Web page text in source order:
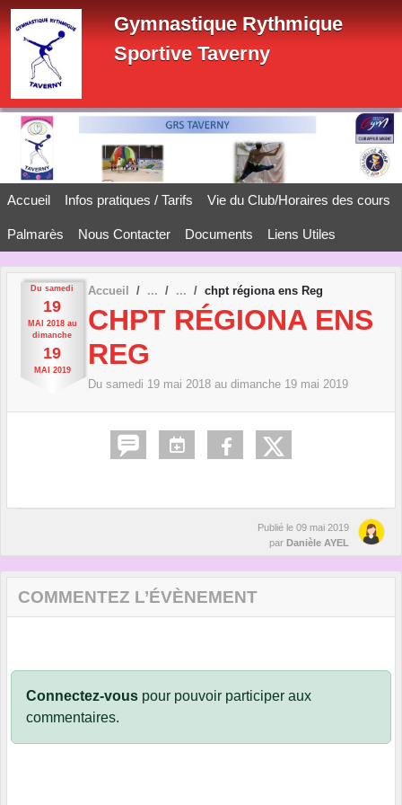
Gymnastique Rythmique
Sportive Taverny
Accueil Infos pratiques / Tarifs Vie du Club/Horaires des cours
Palmarès Nous Contacter Documents Liens Utiles
Du samedi
19
MAI 2018au
dimanche
19
MAI 2019
Accueil chpt régiona ens Reg
CHPT RÉGIONA ENS
REG
Du samedi 19 mai 2018 au dimanche 19 mai 2019
Publié le 09 mai 2019
par Danièle AYEL
COMMENTEZ L’ÉVÈNEMENT
Connectez-vous pour pouvoir participer aux
commentaires.
Panneau de gestion des cookies